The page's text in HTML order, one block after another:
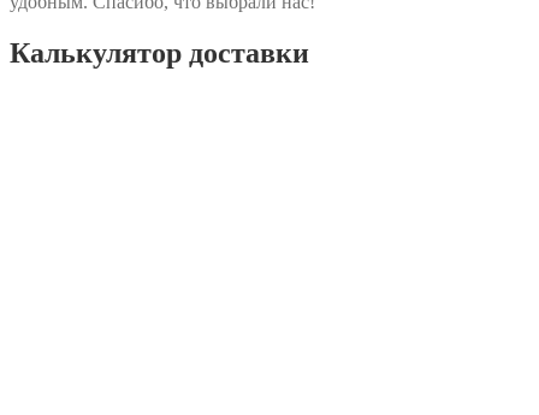
Калькулятор доставки